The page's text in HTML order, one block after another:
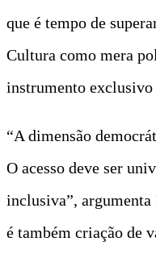
que é tempo de
Cultura como mera
instrumento
“A dimensão
O acesso deve ser
inclusiva”,
é também criação de